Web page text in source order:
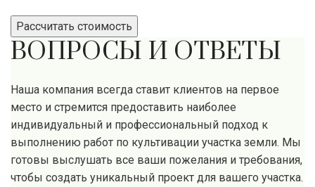
Рассчитать стоимость
ВОПРОСЫ И ОТВЕТЫ
Наша компания всегда ставит клиентов на первое
место и стремится предоставить наиболее
индивидуальный и профессиональный подход к
выполнению работ по культивации участка земли. Мы
готовы выслушать все ваши пожелания и требования,
чтобы создать уникальный проект для вашего участка.